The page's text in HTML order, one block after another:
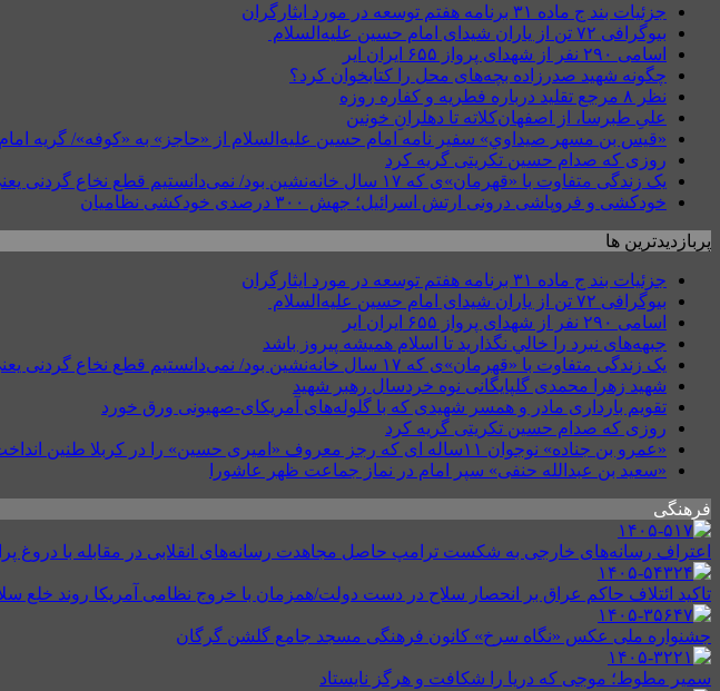
جزئیات بند ج ماده ۳۱ برنامه هفتم توسعه در مورد ایثارگران
بیوگرافی ۷۲ تن از یاران شیدای امام حسین علیه‌السلام
اسامی ۲۹۰ نفر از شهدای پرواز ۶۵۵ ایران ایر
چگونه شهید صدرزاده بچه‌های محل را کتابخوان کرد؟
نظر ۸ مرجع تقلید درباره فطریه و کفاره روزه
علیِ طبرسا، از اصفهان‌کلاته تا دهلرانِ خونین
«قيس بن مسهر صيداوي» سفیر نامه امام حسین علیه‌السلام از «حاجز» به «کوفه»/ گریه
روزی که صدام حسین تکریتی گریه کرد
یک زندگی متفاوت با «قهرمان»ی که ۱۷ سال خانه‌نشین بود/ نمی‌دانستیم قطع نخاع گردنی یعنی چه؟
خودکشی و فروپاشی درونی ارتش اسرائیل؛ جهش ۳۰۰ درصدی خودکشی نظامیان
پربازدیدترین ها
جزئیات بند ج ماده ۳۱ برنامه هفتم توسعه در مورد ایثارگران
بیوگرافی ۷۲ تن از یاران شیدای امام حسین علیه‌السلام
اسامی ۲۹۰ نفر از شهدای پرواز ۶۵۵ ایران ایر
جبهه‌های نبرد را خالي نگذاريد تا اسلام هميشه پيروز باشد
یک زندگی متفاوت با «قهرمان»ی که ۱۷ سال خانه‌نشین بود/ نمی‌دانستیم قطع نخاع گردنی یعنی چه؟
شهید زهرا محمدی گلپایگانی نوه خردسال رهبر شهید
تقویم بارداری مادر و همسر شهیدی که با گلوله‌های آمریکای-صهیونی ورق خورد
روزی که صدام حسین تکریتی گریه کرد
«عمرو بن جناده» نوجوان ۱۱ساله ای که رجز معروف «امیری حسین» را در کربلا طنین انداخت
«سعید بن عبدالله حنفی» سپر امام در نماز جماعت ظهر عاشورا
فرهنگی
اعتراف رسانه‌های خارجی به شکست ترامپ حاصل مجاهدت رسانه‌های انقلابی در مقابله با دروغ
تاکید ائتلاف حاکم عراق بر انحصار سلاح در دست دولت/همزمان با خروج نظامی آمریکا روند خلع
جشنواره ملی عکس «نگاه سرخ» کانون فرهنگی مسجد جامع گلشن گرگان
سمیر مطوط؛ موجی که دریا را شکافت و هرگز نایستاد